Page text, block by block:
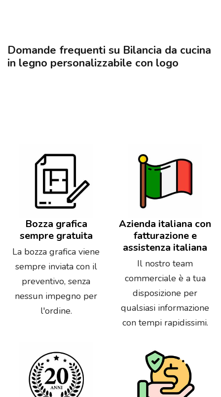
Domande frequenti su Bilancia da cucina
in legno personalizzabile con logo
Bozza grafica
sempre gratuita
La bozza grafica viene
sempre inviata con il
preventivo, senza
nessun impegno per
l'ordine.
Azienda italiana con
fatturazione e
assistenza italiana
Il nostro team
commerciale è a tua
disposizione per
qualsiasi informazione
con tempi rapidissimi.